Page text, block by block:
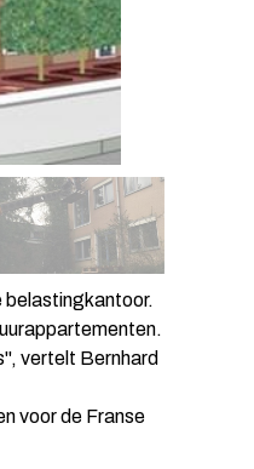
belastingkantoor.
vertelt Bernhard
voor de Franse